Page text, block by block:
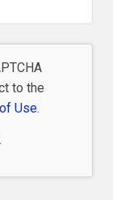
to the
Use.